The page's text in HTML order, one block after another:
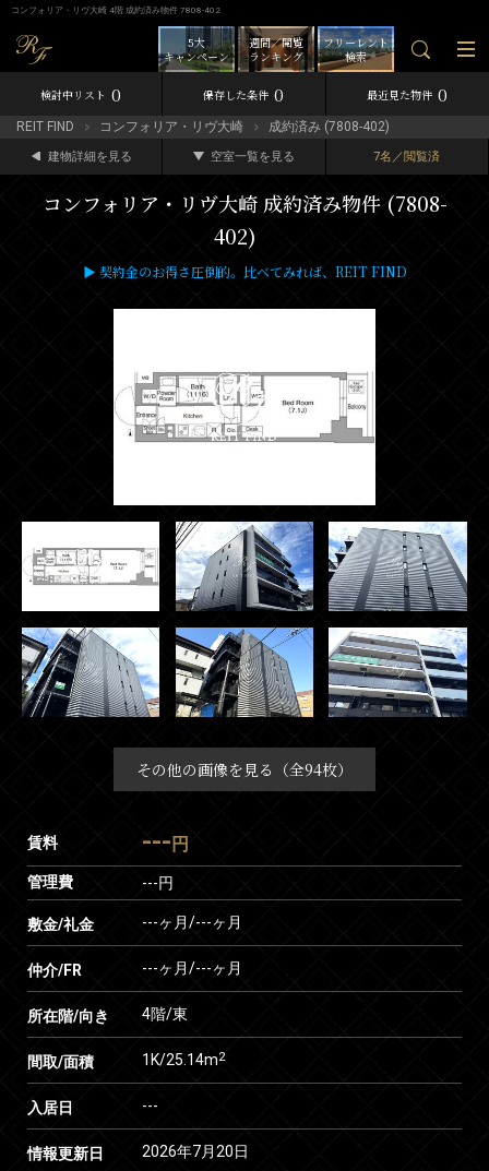
コンフォリア・リヴ大崎 4階 成約済み物件 7808-402
フリーレント
検索
週間／閲覧
ランキング
5大
キャンペーン
検討中リスト 0 保存した条件 0 最近見た物件 0
REIT FIND コンフォリア・リヴ大崎 成約済み (7808-402)
建物詳細を見る 空室一覧を見る 7名／閲覧済
コンフォリア・リヴ大崎 成約済み物件 (7808-
402)
▶ 契約金のお得さ圧倒的。比べてみれば、REIT FIND
その他の画像を見る（全94枚）
賃料 --- 円
管理費 ---円
敷金/礼金 ---ヶ月/---ヶ月
仲介/FR ---ヶ月/---ヶ月
所在階/向き 4階/東
間取/面積 1K/25.14m2
入居日 ---
情報更新日 2026年7月20日